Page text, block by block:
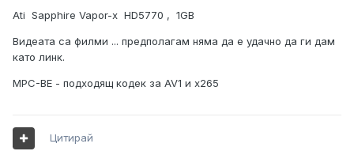
Ati Sapphire Vapor-x HD5770 , 1GB
Видеата са филми ... предполагам няма да е удачно да ги дам
като линк.
MPC-BE - подходящ кодек за AV1 и x265
Цитирай